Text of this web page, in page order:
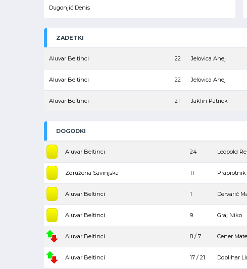
Dugonjić Denis
ZADETKI
Aluvar Beltinci 22 Jelovica Anej
Aluvar Beltinci 22 Jelovica Anej
Aluvar Beltinci 21 Jaklin Patrick
DOGODKI
Aluvar Beltinci 24 Leopold
Združena Savinjska 11 Praprotnik
Aluvar Beltinci 1 Dervarič
Aluvar Beltinci 9 Graj Niko
Aluvar Beltinci 8 / 7 Cener
Aluvar Beltinci 17 / 21 Doplihar